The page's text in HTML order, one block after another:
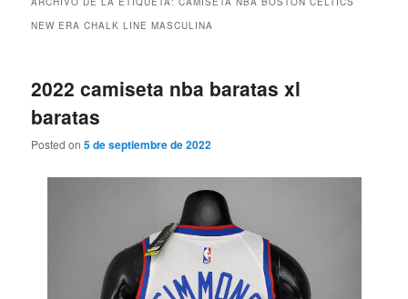
NEW ERA CHALK LINE MASCULINA
2022 camiseta nba baratas xl
baratas
Posted on5 de septiembre de 2022